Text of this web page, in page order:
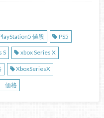
値段 PS5
S xbox Series X
XboxSeriesX
価格